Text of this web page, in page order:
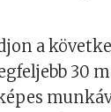
a
30